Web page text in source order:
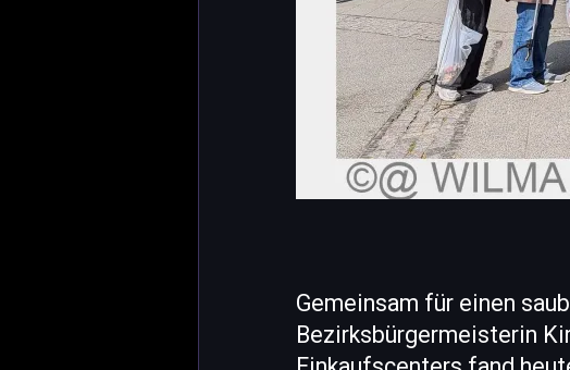
Gemeinsam für einen
Bezirksbürgermeisterin